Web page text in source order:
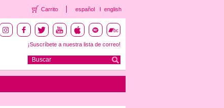
Carrito español english
¡Suscríbete a nuestra lista de correo!